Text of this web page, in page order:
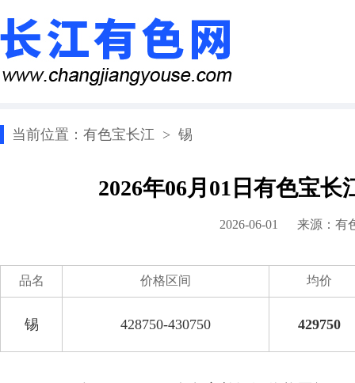
当前位置： 有色宝长江 > 锡
2026年06月01日有色宝
2026-06-01 来源： 有
品名 价格区间 均价
锡 428750-430750 429750